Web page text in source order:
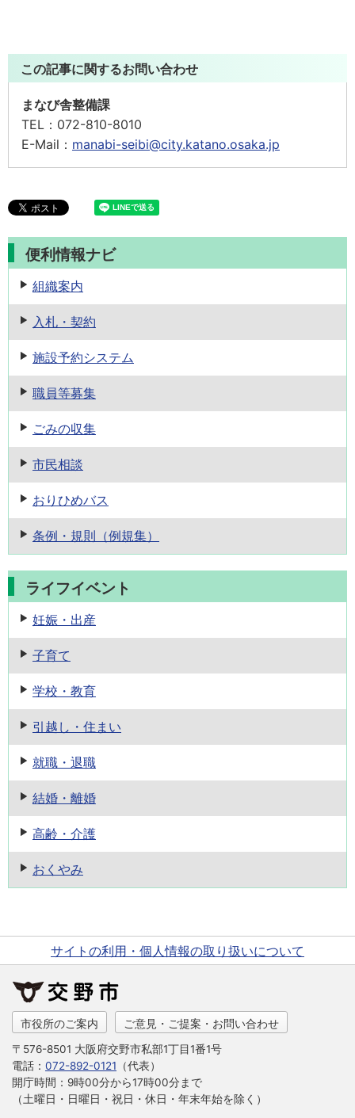
この記事に関するお問い合わせ
まなび舎整備課
TEL： 072-810-8010
E-Mail： manabi-seibi@city.katano.osaka.jp
便利情報ナビ
組織案内
入札・契約
施設予約システム
職員等募集
ごみの収集
市民相談
おりひめバス
条例・規則 （例規集）
ライフイベント
妊娠・出産
子育て
学校・教育
引越し・住まい
就職・退職
結婚・離婚
高齢・介護
おくやみ
サイトの利用・個人情報の取り扱いについて
市役所のご案内 ご意見・ご提案・お問い合わせ
〒576-8501 大阪府交野市私部1丁目1番1号
電話： 072-892-0121 （代表）
開庁時間：9時00分から17時00分まで
（土曜日・日曜日・祝日・休日・年末年始を除く）